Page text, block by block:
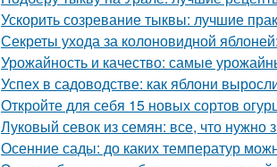
Ускорить созревание тыквы: лучшие
Секреты ухода за колоновидной
Урожайность и качество: самые
Успех в садоводстве: как яблони
Откройте для себя 15 новых сортов
Луковый севок из семян: все, что
Осенние сады: до каких температур